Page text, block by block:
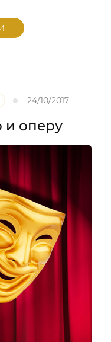
24/10/2017
и оперу